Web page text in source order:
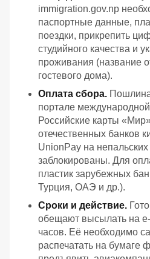
immigration.gov.np
паспортные данные,
поездки, прикрепить
студийного качества и
проживания (название
гостевого дома).
Оплата сбора.
портале
Российские карты
отечественных банков
UnionPay на непальских
заблокированы. Для
пластик зарубежных
Турция, ОАЭ и др.).
Сроки и действие.
обещают высылать на
часов. Её необходимо
распечатать на бумаге